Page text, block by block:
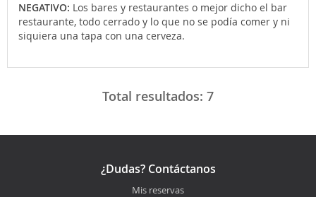
NEGATIVO: Los bares y restaurantes o mejor dicho el bar
restaurante, todo cerrado y lo que no se podía comer y ni
siquiera una tapa con una cerveza.
Total resultados: 7
¿Dudas? Contáctanos
Mis reservas